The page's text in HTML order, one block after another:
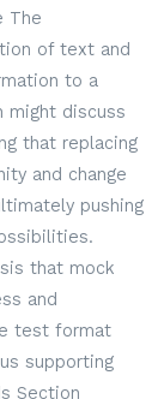
The
of text and
to a
might discuss
that replacing
and change
pushing
that mock
and
test format
supporting
Section